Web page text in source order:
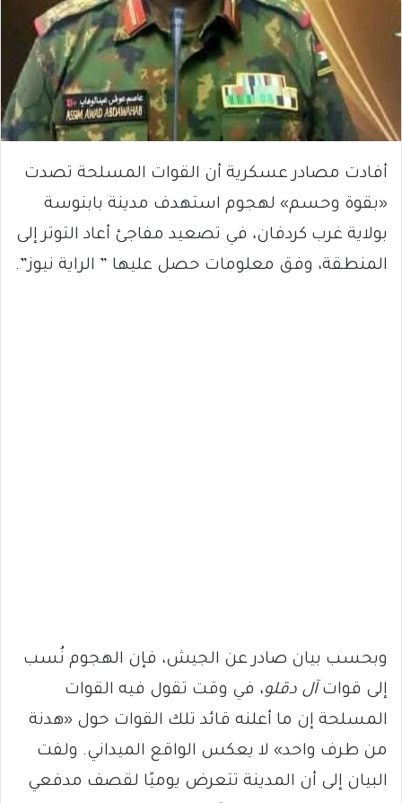
أفادت مصادر عسكرية أن القوات المسلحة تصدت
«بقوة وحسم» لهجوم استهدف مدينة بابنوسة
بولاية غرب كردفان، في تصعيد مفاجئ أعاد التوتر إلى
المنطقة، وفق معلومات حصل عليها ” الراية نيوز”.
وبحسب بيان صادر عن الجيش، فإن الهجوم نُسب
إلى قواتآل دقلو، في وقت تقول فيه القوات
المسلحة إن ما أعلنه قائد تلك القوات حول «هدنة
من طرف واحد» لا يعكس الواقع الميداني. ولفت
البيان إلى أن المدينة تتعرض يوميًا لقصف مدفعي